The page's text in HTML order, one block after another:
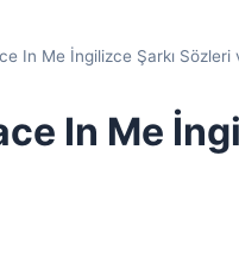
In Me İngilizce Şarkı
In Me